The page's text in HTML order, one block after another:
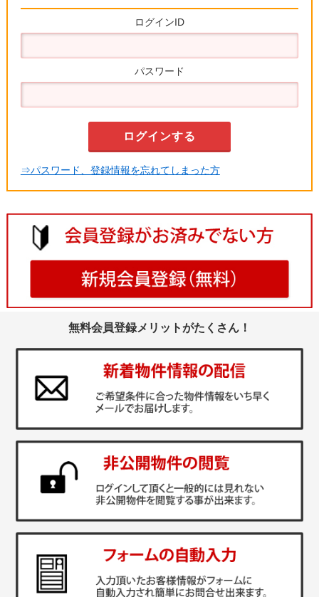
ログインID
パスワード
⇒パスワード、登録情報を忘れてしまった方
無料会員登録メリットがたくさん！